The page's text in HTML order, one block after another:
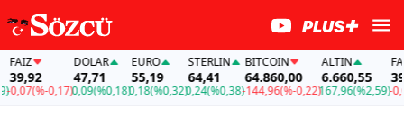
(%-0,17)
DOLAR
47,71
0,09(%0,18)
EURO
55,19
0,18(%0,32)
STERLIN
64,41
0,24(%0,38)
BITCOIN
64.860,00
-144,96(%-0,22)
ALTIN
6.660,55
167,96(%2,59)
FAİZ
-0,07